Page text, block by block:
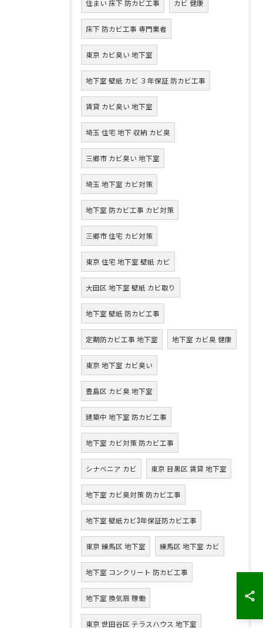
住まい 床下 防カビ工事 カビ 健康
床下 防カビ工事 専門業者
東京 カビ臭い 地下室
地下室 壁紙 カビ ３年保証 防カビ工事
賃貸 カビ臭い 地下室
埼玉 住宅 地下 収納 カビ臭
三郷市 カビ臭い 地下室
埼玉 地下室 カビ対策
地下室 防カビ工事 カビ対策
三郷市 住宅 カビ対策
東京 住宅 地下室 壁紙 カビ
大田区 地下室 壁紙 カビ取り
地下室 壁紙 防カビ工事
定期防カビ工事 地下室 地下室 カビ臭 健康
東京 地下室 カビ臭い
豊島区 カビ臭 地下室
建築中 地下室 防カビ工事
地下室 カビ対策 防カビ工事
シナベニア カビ 東京 目黒区 賃貸 地下室
地下室 カビ臭対策 防カビ工事
地下室 壁紙カビ3年保証防カビ工事
東京 練馬区 地下室 練馬区 地下室 カビ
地下室 コンクリート 防カビ工事
地下室 換気扇 稼働
東京 世田谷区 テラスハウス 地下室